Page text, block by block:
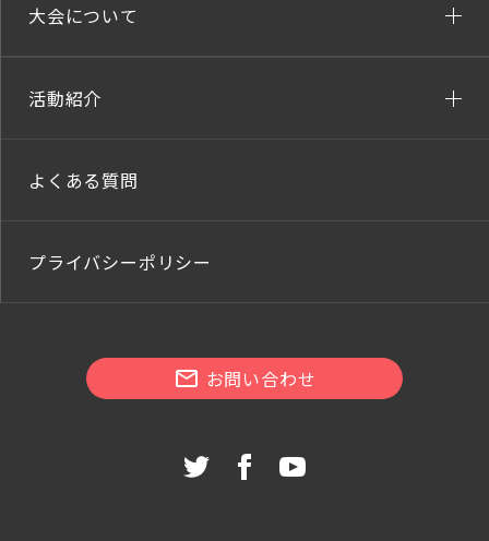
大会について
活動紹介
よくある質問
プライバシーポリシー
お問い合わせ